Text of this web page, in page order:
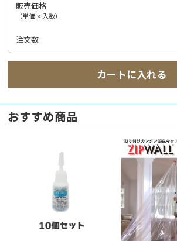
販売価格
（単価 × 入数）
注文数
カートに入れる
おすすめ商品